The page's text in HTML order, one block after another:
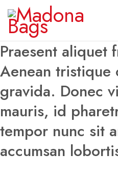
Praesent aliquet
Aenean tristique
gravida. Donec
mauris, id
tempor nunc sit
accumsan